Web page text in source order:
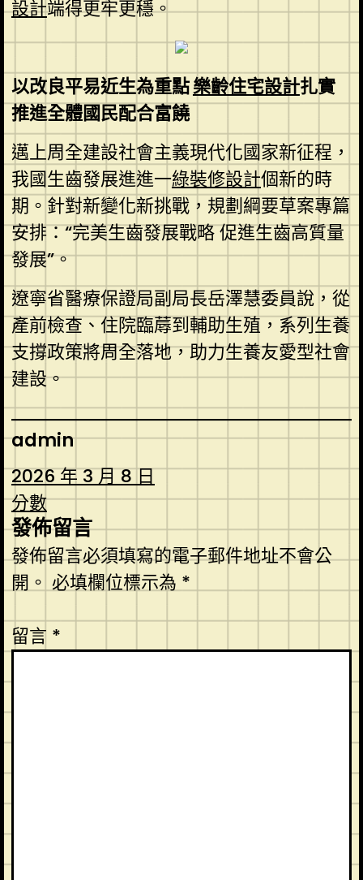
設計端得更牢更穩。
以改良平易近生為重點樂齡住宅設計扎實
推進全體國民配合富饒
邁上周全建設社會主義現代化國家新征程，
我國生齒發展進進一綠裝修設計個新的時
期。針對新變化新挑戰，規劃綱要草案專篇
安排：“完美生齒發展戰略 促進生齒高質量
發展”。
遼寧省醫療保證局副局長岳澤慧委員說，從
產前檢查、住院臨蓐到輔助生殖，系列生養
支撐政策將周全落地，助力生養友愛型社會
建設。
admin
2026 年 3 月 8 日
分數
發佈留言
發佈留言必須填寫的電子郵件地址不會公
開。 必填欄位標示為 *
留言 *